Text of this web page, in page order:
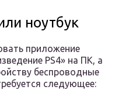
ноутбук
приложение
PS4» на ПК, а
беспроводные
следующее: